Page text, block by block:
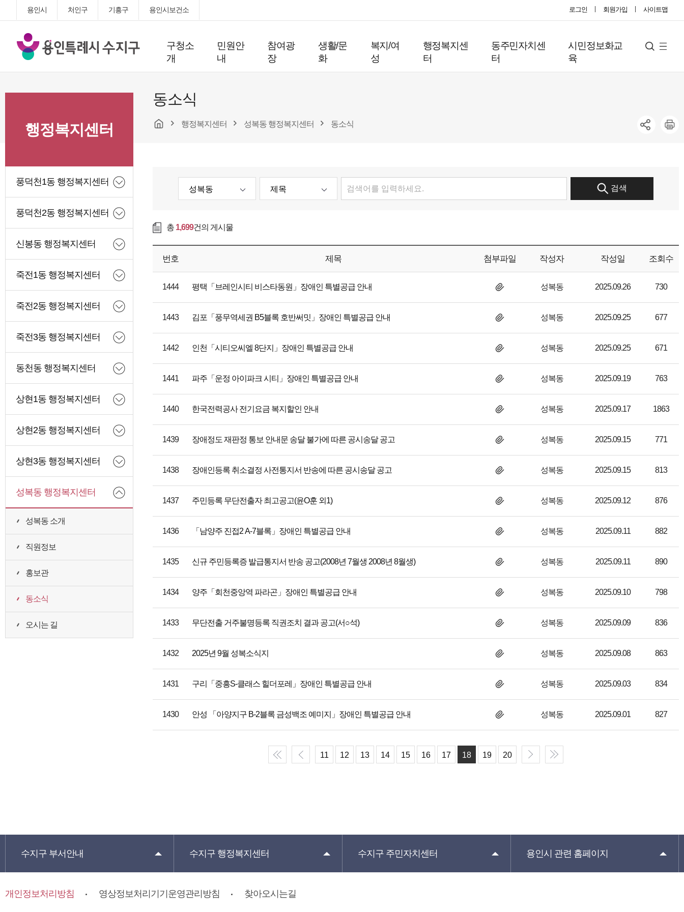
용인시 처인구 기흥구 용인시보건소 로그인 회원가입 사이트맵
용
인
특
시
구
구청소
개
민원안
내
참여광
장
생활/문
화
복지/여
성
행정복지센
터
동주민자치센
터
시민정보화교
육
검
사
트
행정복지센터
풍덕천1동 행정복지센터
풍덕천2동 행정복지센터
신봉동 행정복지센터
죽전1동 행정복지센터
죽전2동 행정복지센터
죽전3동 행정복지센터
동천동 행정복지센터
상현1동 행정복지센터
상현2동 행정복지센터
상현3동 행정복지센터
성복동 행정복지센터
성복동 소개
직원정보
홍보관
동소식
오시는 길
동소식
행정복지센터 성복동 행정복지센터 동소식
검색
총 1,699건의 게시물
번호 제목 첨부파일 작성자 작성일 조회수
1444 평택「브레인시티 비스타동원」장애인 특별공급 안내 성복동 2025.09.26 730
1443 김포「풍무역세권 B5블록 호반써밋」장애인 특별공급 안내 성복동 2025.09.25 677
1442 인천「시티오씨엘 8단지」장애인 특별공급 안내 성복동 2025.09.25 671
1441 파주「운정 아이파크 시티」장애인 특별공급 안내 성복동 2025.09.19 763
1440 한국전력공사 전기요금 복지할인 안내 성복동 2025.09.17 1863
1439 장애정도 재판정 통보 안내문 송달 불가에 따른 공시송달 공고 성복동 2025.09.15 771
1438 장애인등록 취소결정 사전통지서 반송에 따른 공시송달 공고 성복동 2025.09.15 813
1437 주민등록 무단전출자 최고공고(윤O훈 외1) 성복동 2025.09.12 876
1436 「남양주 진접2 A-7블록」장애인 특별공급 안내 성복동 2025.09.11 882
1435 신규 주민등록증 발급통지서 반송 공고(2008년 7월생 2008년 8월생) 성복동 2025.09.11 890
1434 양주「회천중앙역 파라곤」장애인 특별공급 안내 성복동 2025.09.10 798
1433 무단전출 거주불명등록 직권조치 결과 공고(서○석) 성복동 2025.09.09 836
1432 2025년 9월 성복소식지 성복동 2025.09.08 863
1431 구리「중흥S-클래스 힐더포레」장애인 특별공급 안내 성복동 2025.09.03 834
1430 안성 「아양지구 B-2블록 금성백조 예미지」장애인 특별공급 안내 성복동 2025.09.01 827
11 12 13 14 15 16 17 18 19 20
수지구 부서안내 수지구 행정복지센터 수지구 주민자치센터 용인시 관련 홈페이지
개인정보처리방침 영상정보처리기기운영관리방침 찾아오시는길